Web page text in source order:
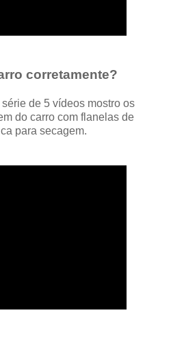
corretamente?
de 5 vídeos mostro os
do carro com flanelas de
para secagem.